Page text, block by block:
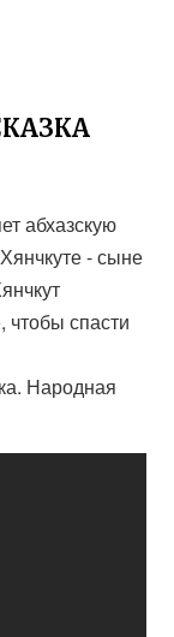
абхазскую
- сыне
чтобы спасти
Народная